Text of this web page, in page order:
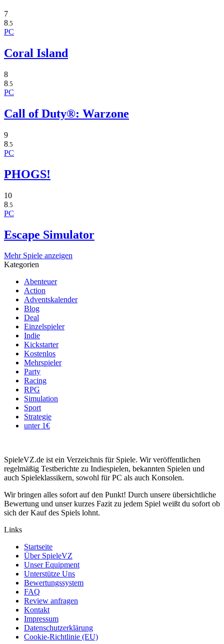
7
8.5
PC
Coral Island
8
8.5
PC
Call of Duty®: Warzone
9
8 .5
PC
PHOGS!
10
8 .5
PC
Escape Simulator
Mehr Spiele anzeigen
Kategorien
Abenteuer
Action
Adventskalender
Blog
Deal
Einzelspieler
Indie
Kickstarter
Kostenlos
Mehrspieler
Party
Racing
RPG
Simulation
Sport
Strategie
unter 1€
SpieleVZ.de ist ein Verzeichnis für Spiele. Wir veröffentlichen
regelmäßig Testberichte zu Indiespielen, bekannten Spielen und
auch Spieleklassikern, sowohl für PC als auch Konsolen.
Wir bringen alles sofort auf den Punkt! Durch unsere übersichtliche
Bewertung und unser kurzes Fazit zu jedem Spiel weißt du sofort ob
sich der Kauf des Spiels lohnt.
Links
Startseite
Über SpieleVZ
Unser Equipment
Unterstütze Uns
Bewertungssystem
FAQ
Review anfragen
Kontakt
Impressum
Datenschutzerklärung
Cookie-Richtlinie (EU)